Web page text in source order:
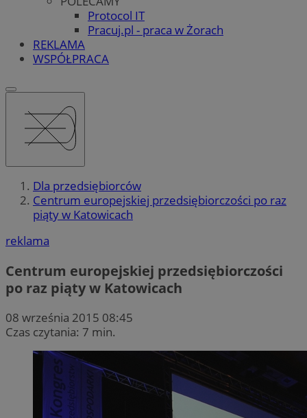
Protocol IT
Pracuj.pl - praca w Żorach
REKLAMA
WSPÓŁPRACA
Dla przedsiębiorców
Centrum europejskiej przedsiębiorczości po raz
piąty w Katowicach
reklama
Centrum europejskiej przedsiębiorczości
po raz piąty w Katowicach
08 września 2015 08:45
Czas czytania: 7 min.